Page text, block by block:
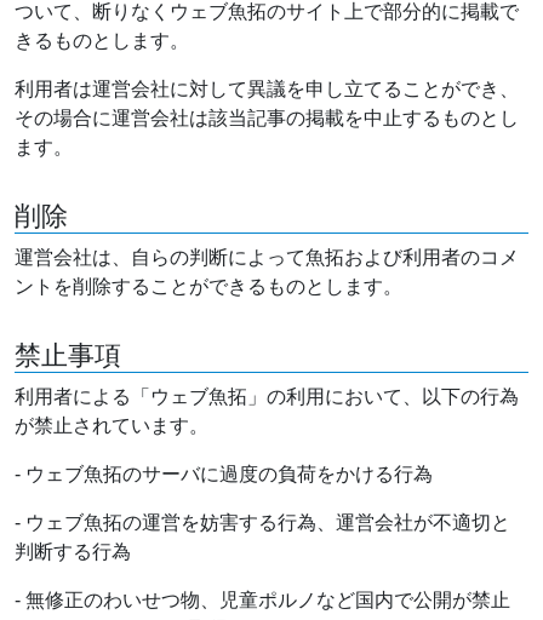
ついて、断りなくウェブ魚拓のサイト上で部分的に掲載で
きるものとします。
利用者は運営会社に対して異議を申し立てることができ、
その場合に運営会社は該当記事の掲載を中止するものとし
ます。
削除
運営会社は、自らの判断によって魚拓および利用者のコメ
ントを削除することができるものとします。
禁止事項
利用者による「ウェブ魚拓」の利用において、以下の行為
が禁止されています。
- ウェブ魚拓のサーバに過度の負荷をかける行為
- ウェブ魚拓の運営を妨害する行為、運営会社が不適切と
判断する行為
- 無修正のわいせつ物、児童ポルノなど国内で公開が禁止